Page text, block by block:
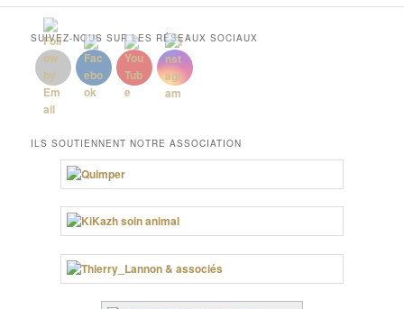
SUIVEZ-NOUS SUR LES RÉSEAUX SOCIAUX
ILS SOUTIENNENT NOTRE ASSOCIATION